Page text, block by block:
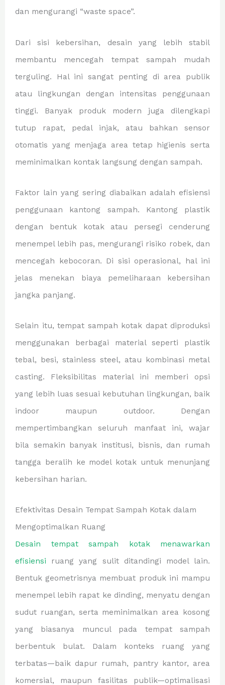
dan mengurangi “waste space”.
Dari sisi kebersihan, desain yang lebih stabil
membantu mencegah tempat sampah mudah
terguling. Hal ini sangat penting di area publik
atau lingkungan dengan intensitas penggunaan
tinggi. Banyak produk modern juga dilengkapi
tutup rapat, pedal injak, atau bahkan sensor
otomatis yang menjaga area tetap higienis serta
meminimalkan kontak langsung dengan sampah.
Faktor lain yang sering diabaikan adalah efisiensi
penggunaan kantong sampah. Kantong plastik
dengan bentuk kotak atau persegi cenderung
menempel lebih pas, mengurangi risiko robek, dan
mencegah kebocoran. Di sisi operasional, hal ini
jelas menekan biaya pemeliharaan kebersihan
jangka panjang.
Selain itu, tempat sampah kotak dapat diproduksi
menggunakan berbagai material seperti plastik
tebal, besi, stainless steel, atau kombinasi metal
casting. Fleksibilitas material ini memberi opsi
yang lebih luas sesuai kebutuhan lingkungan, baik
indoor maupun outdoor. Dengan
mempertimbangkan seluruh manfaat ini, wajar
bila semakin banyak institusi, bisnis, dan rumah
tangga beralih ke model kotak untuk menunjang
kebersihan harian.
Efektivitas Desain Tempat Sampah Kotak dalam
Mengoptimalkan Ruang
Desain tempat sampah kotak menawarkan
efisiensi ruang yang sulit ditandingi model lain.
Bentuk geometrisnya membuat produk ini mampu
menempel lebih rapat ke dinding, menyatu dengan
sudut ruangan, serta meminimalkan area kosong
yang biasanya muncul pada tempat sampah
berbentuk bulat. Dalam konteks ruang yang
terbatas—baik dapur rumah, pantry kantor, area
komersial, maupun fasilitas publik—optimalisasi